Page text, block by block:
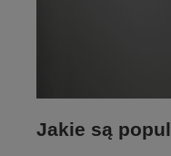
Jakie są